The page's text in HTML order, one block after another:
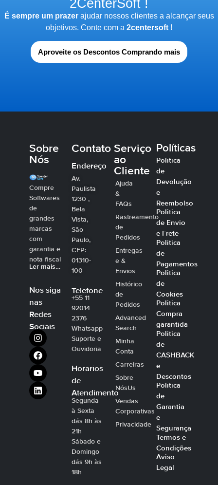
2CenterSoft !
É sempre um prazerajudar nossos clientes a alcançar seus
objetivos. Conte com a 2centersoft !
Aproveite os Descontos Comprando mais
Sobre
Nós
Compre
Softwares
de
grandes
marcas
com
garantia e
nota fiscal
Ler mais…
Nos siga
nas
Redes
Sociais
Contato
Endereço
Av.
Paulista
1230 ,
Bela
Vista,
São
Paulo,
CEP:
01310-
100
Telefone
+55 11
92014
2376
Whatsapp
Suporte e
Ouvidoria
Horarios
de
Atendimento
Segunda
à Sexta
dás 8h às
21h
Sábado e
Domingo
dás 9h às
18h
Serviço
ao
Cliente
Ajuda
&
FAQs
Rastreamento
de
Pedidos
Entregas
e &
Envios
Histórico
de
Pedidos
Advanced
Search
Minha
Conta
Carreiras
Sobre
NósUs
Vendas
Corporativas
Privacidade
Políticas
Politica
de
Devolução
e
Reembolso
Politica
de Envio
e Frete
Politica
de
Pagamentos
Politica
de
Cookies
Politica
Compra
garantida
Politica
de
CASHBACK
e
Descontos
Politica
de
Garantia
e
Segurança
Termos e
Condições
Aviso
Legal